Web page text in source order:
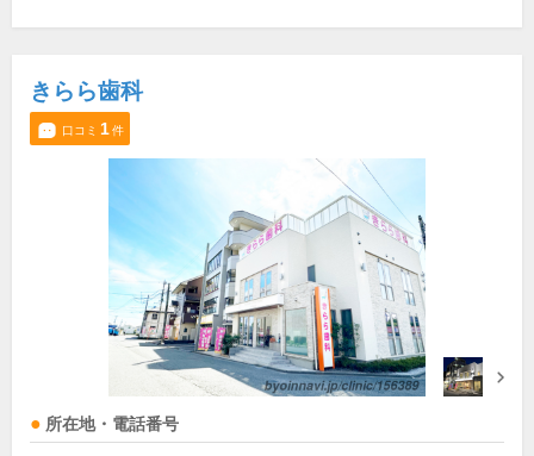
きらら歯科
口コミ 1件
所在地・電話番号